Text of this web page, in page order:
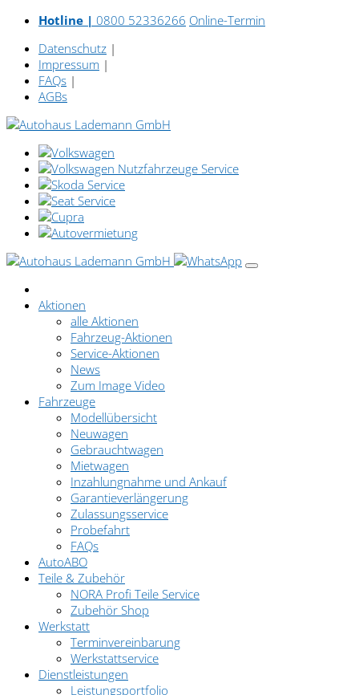
Hotline | 0800 52336266 Online-Termin
Datenschutz |
Impressum |
FAQs |
AGBs
Aktionen
alle Aktionen
Fahrzeug-Aktionen
Service-Aktionen
News
Zum Image Video
Fahrzeuge
Modellübersicht
Neuwagen
Gebrauchtwagen
Mietwagen
Inzahlungnahme und Ankauf
Garantieverlängerung
Zulassungsservice
Probefahrt
FAQs
AutoABO
Teile & Zubehör
NORA Profi Teile Service
Zubehör Shop
Werkstatt
Terminvereinbarung
Werkstattservice
Dienstleistungen
Leistungsportfolio